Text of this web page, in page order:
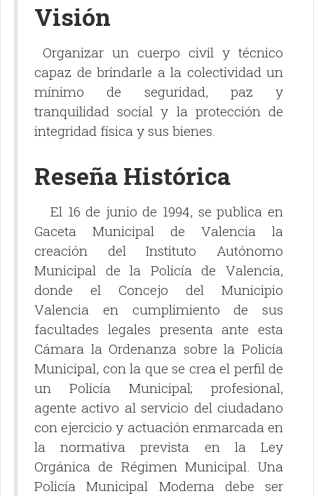
Visión
Organizar un cuerpo civil y técnico
capaz de brindarle a la colectividad un
mínimo de seguridad, paz y
tranquilidad social y la protección de
integridad física y sus bienes.
Reseña Histórica
El 16 de junio de 1994, se publica en
Gaceta Municipal de Valencia la
creación del Instituto Autónomo
Municipal de la Policía de Valencia,
donde el Concejo del Municipio
Valencia en cumplimiento de sus
facultades legales presenta ante esta
Cámara la Ordenanza sobre la Policía
Municipal, con la que se crea el perfil de
un Policía Municipal; profesional,
agente activo al servicio del ciudadano
con ejercicio y actuación enmarcada en
la normativa prevista en la Ley
Orgánica de Régimen Municipal. Una
Policía Municipal Moderna debe ser